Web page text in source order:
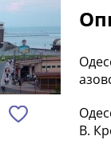
В.